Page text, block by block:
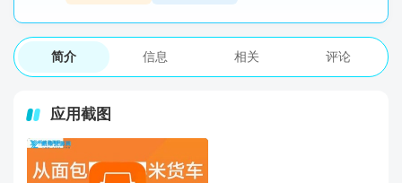
简介 信息 相关 评论
应用截图